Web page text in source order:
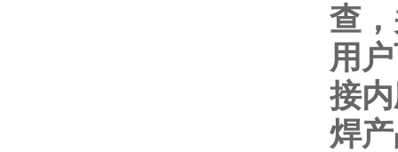
查
用
接
焊